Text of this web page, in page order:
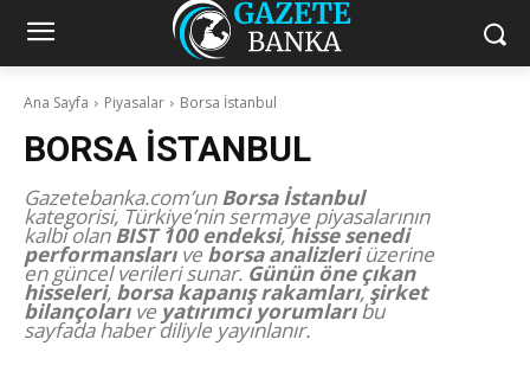
Ana Sayfa Piyasalar Borsa İstanbul
BORSA İSTANBUL
Gazetebanka.com’unBorsa İstanbul
kategorisi, Türkiye’nin sermaye piyasalarının
kalbi olanBIST 100 endeksi,hisse senedi
performanslarıve borsa analizleriüzerine
en güncel verileri sunar. Günün öne çıkan
hisseleri, borsa kapanış rakamları,şirket
bilançolarıve yatırımcı yorumlarıbu
sayfada haber diliyle yayınlanır.